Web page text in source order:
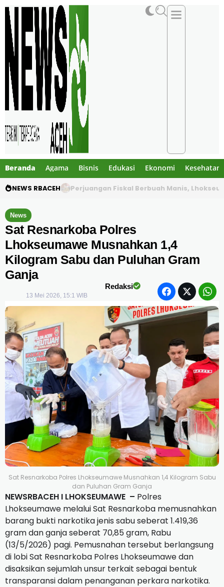
Beranda Agama Bisnis Edukasi Ekonomi Kesehatan
NEWS RBACEH Gagal Pecah Kebuntuan, SDN 3 Banda
News
Sat Resnarkoba Polres
Lhokseumawe Musnahkan 1,4
Kilogram Sabu dan Puluhan Gram
Ganja
Redaksi
13 Mei 2026, 15:1 WIB
Sat Resnarkoba Polres Lhokseumawe Musnahkan 1,4 Kilogram Sabu
dan Puluhan Gram Ganja
NEWSRBACEH I LHOKSEUMAWE – Polres
Lhokseumawe melalui Sat Resnarkoba memusnahkan
barang bukti narkotika jenis sabu seberat 1.419,36
gram dan ganja seberat 70,85 gram, Rabu
(13/5/2026) pagi. Pemusnahan tersebut berlangsung
di lobi Sat Resnarkoba Polres Lhokseumawe dan
disaksikan sejumlah unsur terkait sebagai bentuk
transparansi dalam penanganan perkara narkotika.